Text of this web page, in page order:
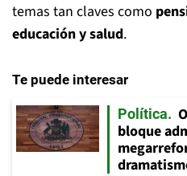
temas tan claves como
educación y salud.
Te puede interesar
Política
bloque